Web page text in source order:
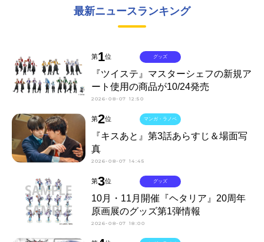
最新ニュースランキング
第1位
『ツイステ』マスターシェフの新規ア
ート使用の商品が10/24発売
2026-08-07 12:50
グッズ
第2位
『キスあと』第3話あらすじ＆場面写
真
2026-08-07 14:45
マンガ・ラノベ
第3位
10月・11月開催『ヘタリア』20周年
原画展のグッズ第1弾情報
2026-08-07 18:00
グッズ